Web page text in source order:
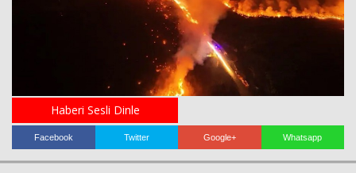
Haberi Sesli Dinle
Facebook Twitter Google+ Whatsapp